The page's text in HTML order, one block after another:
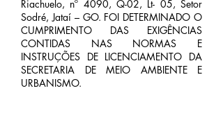
Riachuelo, nº 4090, Q-02, Lt- 05, Setor
Sodré, Jataí – GO. FOI DETERMINADO O
CUMPRIMENTO DAS EXIGÊNCIAS
CONTIDAS NAS NORMAS E
INSTRUÇÕES DE LICENCIAMENTO DA
SECRETARIA DE MEIO AMBIENTE E
URBANISMO.